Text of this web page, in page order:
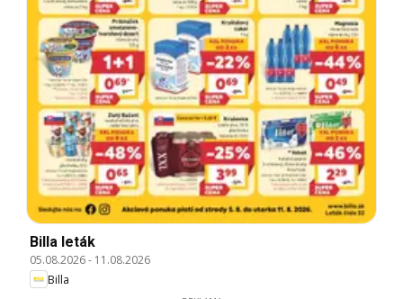
Billa leták
05.08.2026- 11.08.2026
Billa